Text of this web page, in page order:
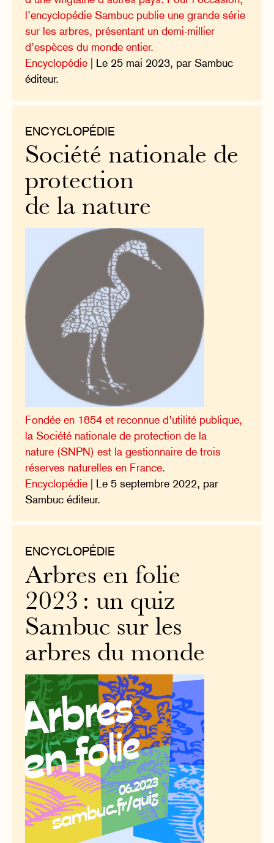
l’encyclopédie Sambuc publie une grande série
sur les arbres, présentant un demi-millier
d’espèces du monde entier.
Encyclopédie | Le 25 mai 2023, par Sambuc
éditeur.
ENCYCLOPÉDIE
Société nationale de
protection
de la nature
Fondée en 1854 et reconnue d’utilité publique,
la Société nationale de protection de la
nature (SNPN) est la gestionnaire de trois
réserves naturelles en France.
Encyclopédie | Le 5 septembre 2022, par
Sambuc éditeur.
ENCYCLOPÉDIE
Arbres en folie
2023 : un quiz
Sambuc sur les
arbres du monde